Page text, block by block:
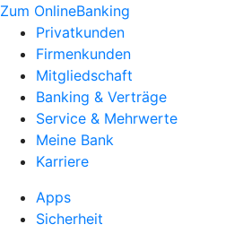
Zum OnlineBanking
Privatkunden
Firmenkunden
Mitgliedschaft
Banking & Verträge
Service & Mehrwerte
Meine Bank
Karriere
Apps
Sicherheit